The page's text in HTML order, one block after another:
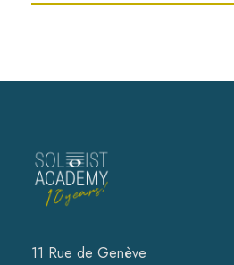
11 Rue de Genève